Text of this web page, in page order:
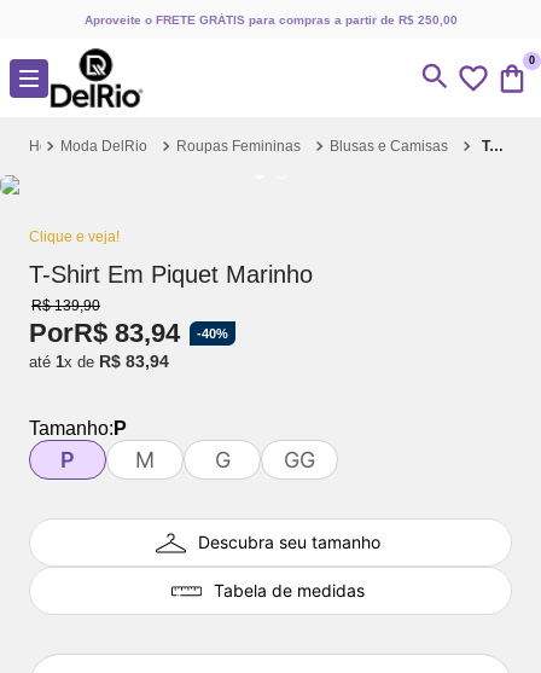
Aproveite o FRETE GRÁTIS para compras a partir de R$ 250,00
0
Moda DelRio Roupas Femininas Blusas e Camisas T-Shirt Em Piquet Marinho
Clique e veja!
T-Shirt Em Piquet Marinho
R$ 139,90
PorR$ 83,94 -40%
até 1x de R$ 83,94
Tamanho: P
P M G GG
Descubra seu tamanho
Tabela de medidas